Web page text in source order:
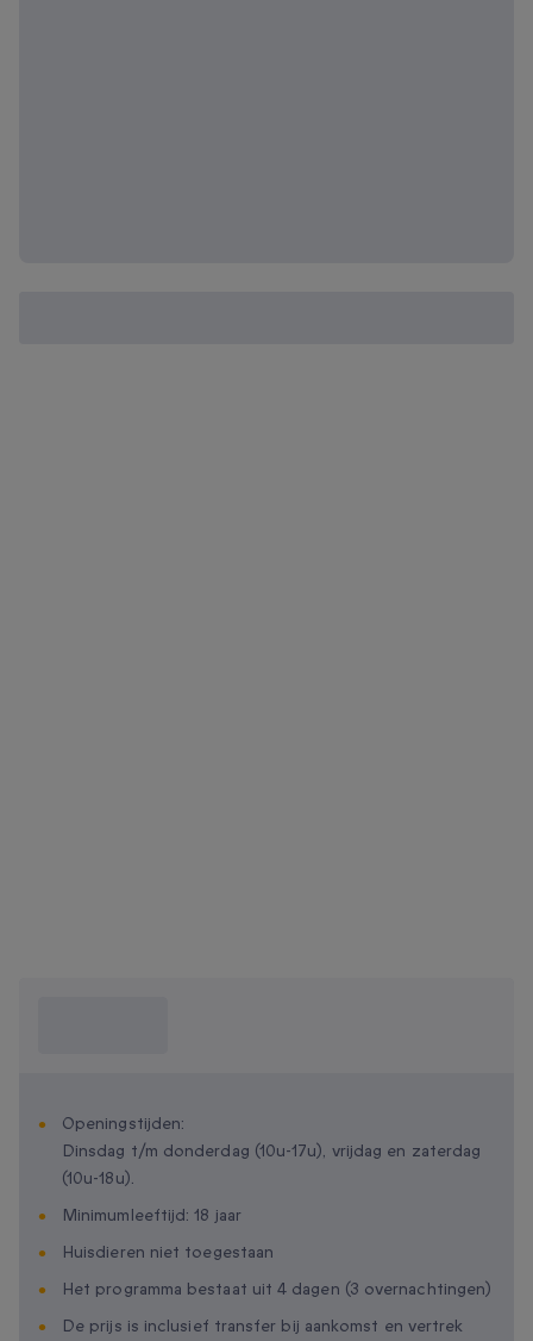
Openingstijden:
Dinsdag t/m donderdag (10u-17u), vrijdag en zaterdag
(10u-18u).
Minimumleeftijd: 18 jaar
Huisdieren niet toegestaan
Het programma bestaat uit 4 dagen (3 overnachtingen)
De prijs is inclusief transfer bij aankomst en vertrek